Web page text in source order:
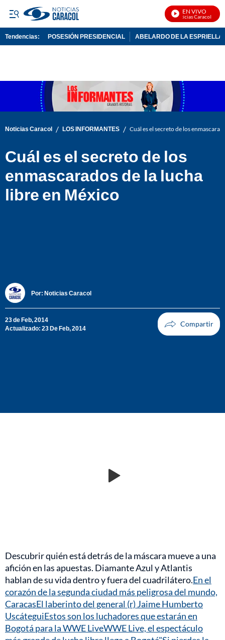
EN VIVO
Noticias Caracol En
Tendencias: POSESIÓN PRESIDENCIAL ABELARDO DE LA ESPRIELLA
Noticias Caracol / LOS INFORMANTES / Cuál es el secreto de los
Cuál es el secreto de los
enmascarados de la lucha
libre en México
Por: Noticias Caracol
23 de Feb, 2014
Actualizado: 23 De Feb, 2014
Descubrir quién está detrás de la máscara mueve a una
afición en las apuestas. Diamante Azul y Atlantis
hablan de su vida dentro y fuera del cuadrilátero.En el
corazón de la segunda ciudad más peligrosa del mundo,
CaracasEl laberinto del general (r) Jaime Humberto
UscáteguiEstos son los luchadores que estarán en
Bogotá para la WWE LiveWWE Live, el espectáculo